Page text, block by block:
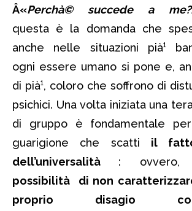
Â«Perchà© succede a me?
questa è la domanda che
anche nelle situazioni pià¹
ogni essere umano si pone e,
di pià¹, coloro che soffrono di
psichici. Una volta iniziata una
di gruppo è fondamentale
guarigione che scatti il
dell’universalità : ovvero,
possibilità di non
proprio disagio